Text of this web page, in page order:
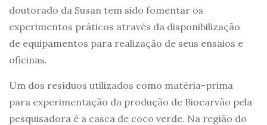
doutorado da Susan tem sido fomentar os
experimentos práticos através da disponibilização
de equipamentos para realização de seus ensaios e
oficinas.
Um dos resíduos utilizados como matéria-prima
para experimentação da produção de Biocarvão pela
pesquisadora é a casca de coco verde. Na região do